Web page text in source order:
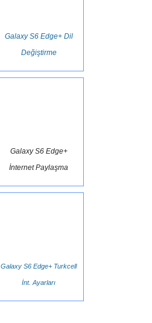
Galaxy S6 Edge+ Dil
Değiştirme
Galaxy S6 Edge+
İnternet Paylaşma
Galaxy S6 Edge+ Turkcell
İnt. Ayarları